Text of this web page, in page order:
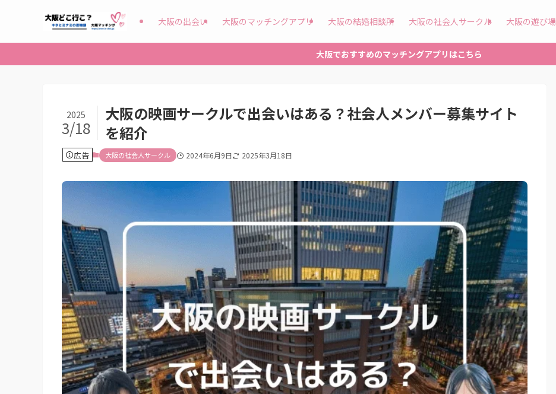
大阪の出会い 大阪のマッチングアプリ 大阪の結婚相談所 大阪の社会人サークル 大阪の遊び場
大阪でおすすめのマッチングアプリはこちら
大阪の映画サークルで出会いはある？社会人メンバー募集サイト
を紹介
2025
3/18
広告 大阪の社会人サークル 2024年6月9日 2025年3月18日